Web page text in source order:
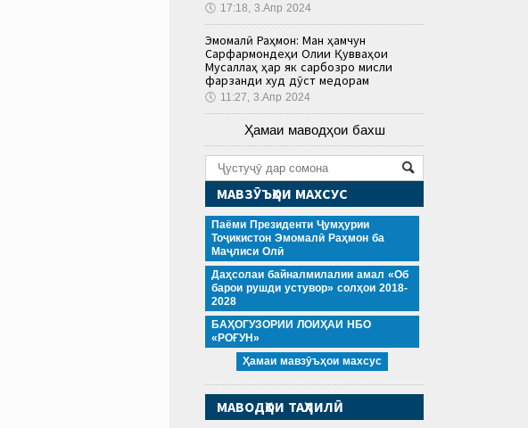
🕔 17:18, 3.Апр 2024
Эмомалӣ Раҳмон: Ман ҳамчун
Сарфармондеҳи Олии Қувваҳои
Мусаллаҳ ҳар як сарбозро мисли
фарзанди худ дӯст медорам
🕔 11:27, 3.Апр 2024
Ҳамаи маводҳои бахш
МАВЗӮЪҲОИ МАХСУС
Паёми Президенти Ҷумҳурии
Тоҷикистон Эмомалӣ Раҳмон ба
Маҷлиси Олӣ
Даҳсолаи байналмилалии амал «Об
барои рушди устувор» солҳои 2018-
2028
БАҲОГУЗОРИИ ЛОИҲАИ НБО
«РОҒУН»
Ҳамаи мавзӯъҳои махсус
МАВОДҲОИ ТАҲЛИЛӢ